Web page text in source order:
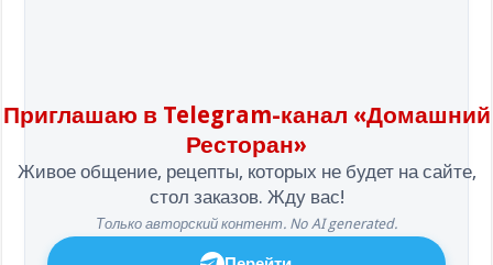
Приглашаю в Telegram-канал «Домашний
Ресторан»
Живое общение, рецепты, которых не будет на сайте,
стол заказов. Жду вас!
Только авторский контент. No AI generated.